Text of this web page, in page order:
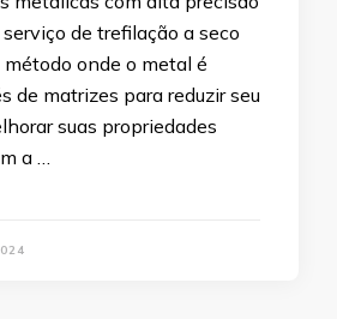
de trefilação a seco
onde o metal é
de matrizes para reduzir seu
suas propriedades
a …